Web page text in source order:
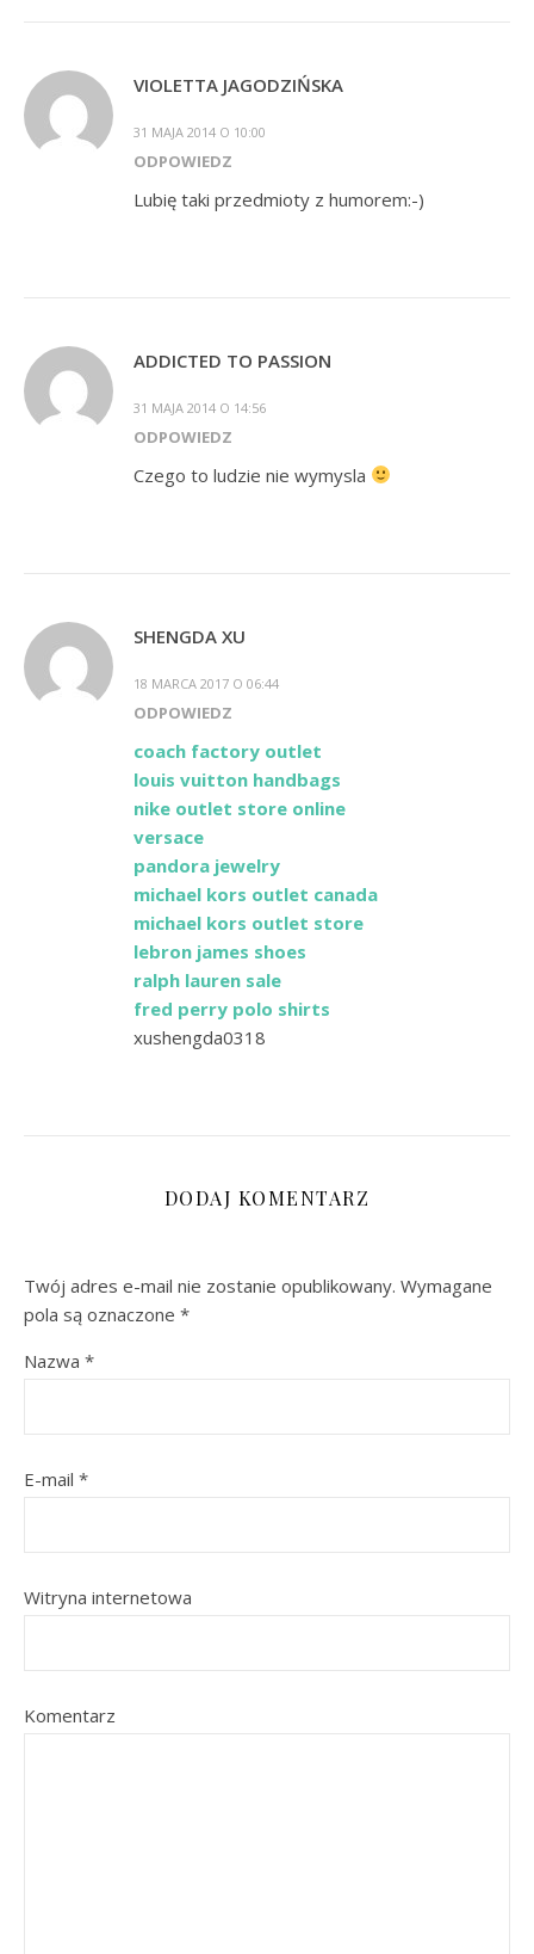
VIOLETTA JAGODZIŃSKA
31 MAJA 2014 O 10:00
ODPOWIEDZ
Lubię taki przedmioty z humorem:-)
ADDICTED TO PASSION
31 MAJA 2014 O 14:56
ODPOWIEDZ
Czego to ludzie nie wymysla
SHENGDA XU
18 MARCA 2017 O 06:44
ODPOWIEDZ
coach factory outlet
louis vuitton handbags
nike outlet store online
versace
pandora jewelry
michael kors outlet canada
michael kors outlet store
lebron james shoes
ralph lauren sale
fred perry polo shirts
xushengda0318
DODAJ KOMENTARZ
Twój adres e-mail nie zostanie opublikowany. Wymagane
pola są oznaczone *
Nazwa *
E-mail *
Witryna internetowa
Komentarz